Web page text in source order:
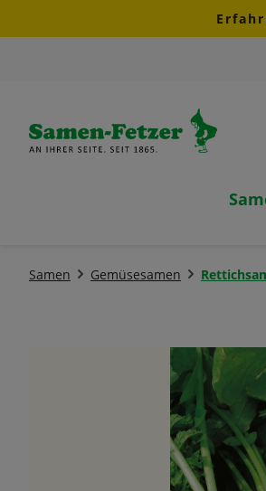
Zur Hauptnavigation springen
Samen Gemüsesamen
Bildergalerie überspringen